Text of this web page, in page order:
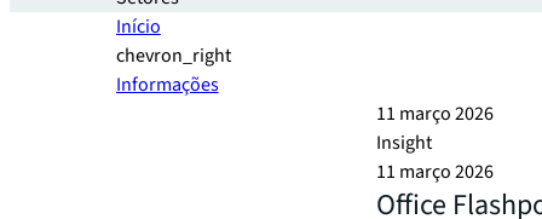
Início
chevron_right
Informações
11 março 2026
Insight
11 março 2026
Office